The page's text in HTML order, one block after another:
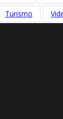
Turismo